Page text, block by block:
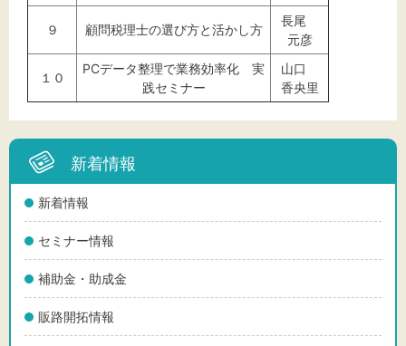
新着情報
新着情報
セミナー情報
補助金・助成金
販路開拓情報
９ 顧問税理士の選び方と活かし方
長尾
元彦
１０
PCデータ整理で業務効率化 実
践セミナー
山口
香央里